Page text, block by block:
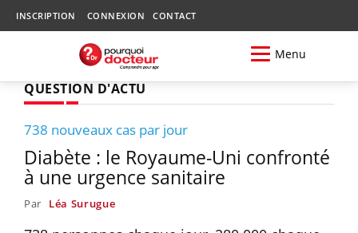
INSCRIPTION CONNEXION CONTACT
Menu
QUESTION D'ACTU
738 nouveaux cas par jour
Diabète : le Royaume-Uni confronté
à une urgence sanitaire
Par Léa Surugue